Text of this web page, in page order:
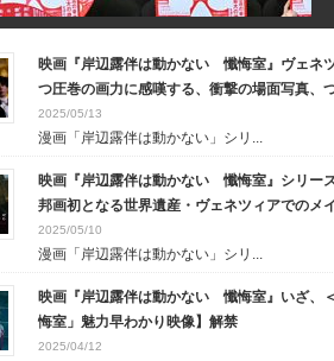
映画『岸辺露伴は動かない 懺悔室』ヴェネ
つ圧巻の画力に感嘆する、衝撃の場面写真、
2025/05/13
漫画「岸辺露伴は動かない」シリ...
映画『岸辺露伴は動かない 懺悔室』シリー
邦画初となる世界遺産・ヴェネツィアでのメ
2025/05/10
漫画「岸辺露伴は動かない」シリ...
映画『岸辺露伴は動かない 懺悔室』いざ
悔室」魅力早わかり映像】解禁
2025/04/12